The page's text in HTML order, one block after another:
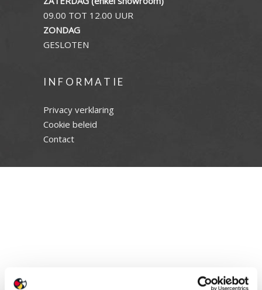
09.00 TOT 12.00 UUR
ZONDAG
GESLOTEN
INFORMATIE
Privacy verklaring
Cookie beleid
Contact